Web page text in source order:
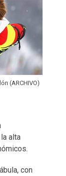
(ARCHIVO)
alta
con